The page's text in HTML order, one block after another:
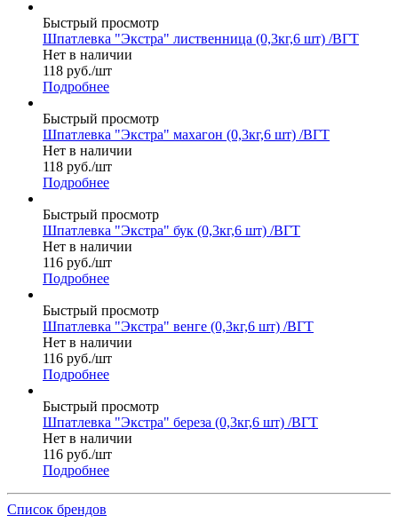
Быстрый просмотр
Шпатлевка "Экстра" лиственница (0,3кг,6 шт) /ВГТ
Нет в наличии
118 руб./шт
Подробнее
Быстрый просмотр
Шпатлевка "Экстра" махагон (0,3кг,6 шт) /ВГТ
Нет в наличии
118 руб./шт
Подробнее
Быстрый просмотр
Шпатлевка "Экстра" бук (0,3кг,6 шт) /ВГТ
Нет в наличии
116 руб./шт
Подробнее
Быстрый просмотр
Шпатлевка "Экстра" венге (0,3кг,6 шт) /ВГТ
Нет в наличии
116 руб./шт
Подробнее
Быстрый просмотр
Шпатлевка "Экстра" береза (0,3кг,6 шт) /ВГТ
Нет в наличии
116 руб./шт
Подробнее
Список брендов